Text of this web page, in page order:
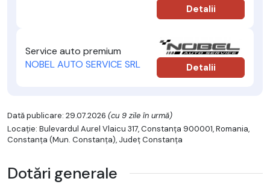
Detalii
Service auto premium
NOBEL AUTO SERVICE SRL
Detalii
Dată publicare: 29.07.2026 (cu 9 zile în urmă)
Locație: Bulevardul Aurel Vlaicu 317, Constanța 900001, Romania,
Constanţa (Mun. Constanţa), Județ Constanţa
Dotări generale